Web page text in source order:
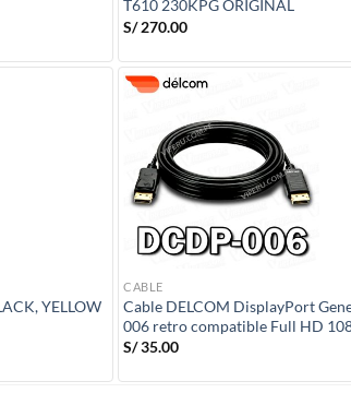
T610 230KPG ORIGINAL
S/270.00
YELLOW
CABLE
Cable DELCOM DisplayPort
006 retro compatible Full HD
S/35.00